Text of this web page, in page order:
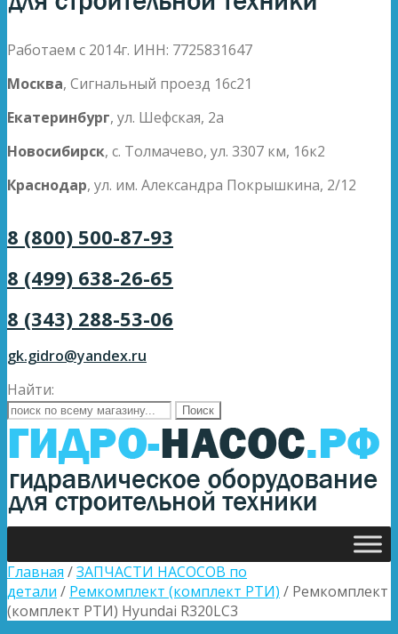
Работаем с 2014г. ИНН: 7725831647
Москва, Сигнальный проезд 16с21
Екатеринбург, ул. Шефская, 2а
Новосибирск, с. Толмачево, ул. 3307 км, 16к2
Краснодар, ул. им. Александра Покрышкина, 2/12
8 (800) 500-87-93
8 (499) 638-26-65
8 (343) 288-53-06
gk.gidro@yandex.ru
Найти:
Главная /ЗАПЧАСТИ НАСОСОВ по
детали / Ремкомплект (комплект РТИ) / Ремкомплект
(комплект РТИ) Hyundai R320LC3